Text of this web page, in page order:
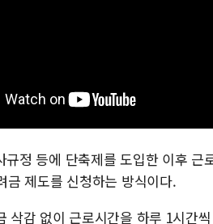
규정 등에 단축제를 도입한 이후
금 제도를 신청하는 방식이다.
삭감 없이 근로시간을 하루 1시간